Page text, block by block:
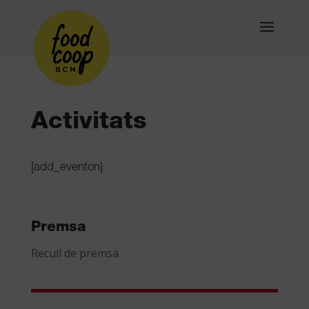
Activitats
[add_eventon]
Premsa
Recull de premsa